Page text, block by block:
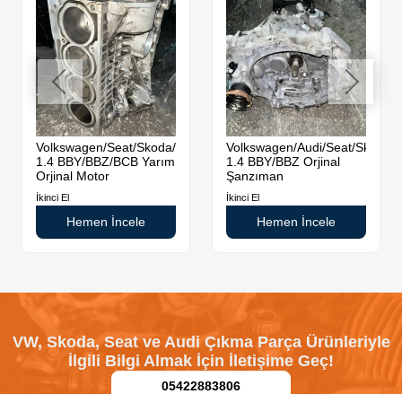
Volkswagen/Seat/Skoda/Audi
1.4 BBY/BBZ/BCB Yarım
Orjinal Motor
İkinci El
Hemen İncele
Volkswagen/Audi/Seat/Skoda
1.4 BBY/BBZ Orjinal
Şanzıman
İkinci El
Hemen İncele
VW, Skoda, Seat ve Audi Çıkma Parça Ürünleriyle
İlgili Bilgi Almak İçin İletişime Geç!
05422883806